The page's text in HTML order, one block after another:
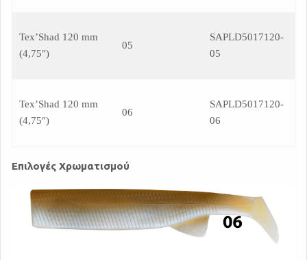
Tex’Shad 120 mm
(4,75″)
05
SAPLD5017120-
05
Tex’Shad 120 mm
(4,75″)
06
SAPLD5017120-
06
Επιλογές Χρωματισμού